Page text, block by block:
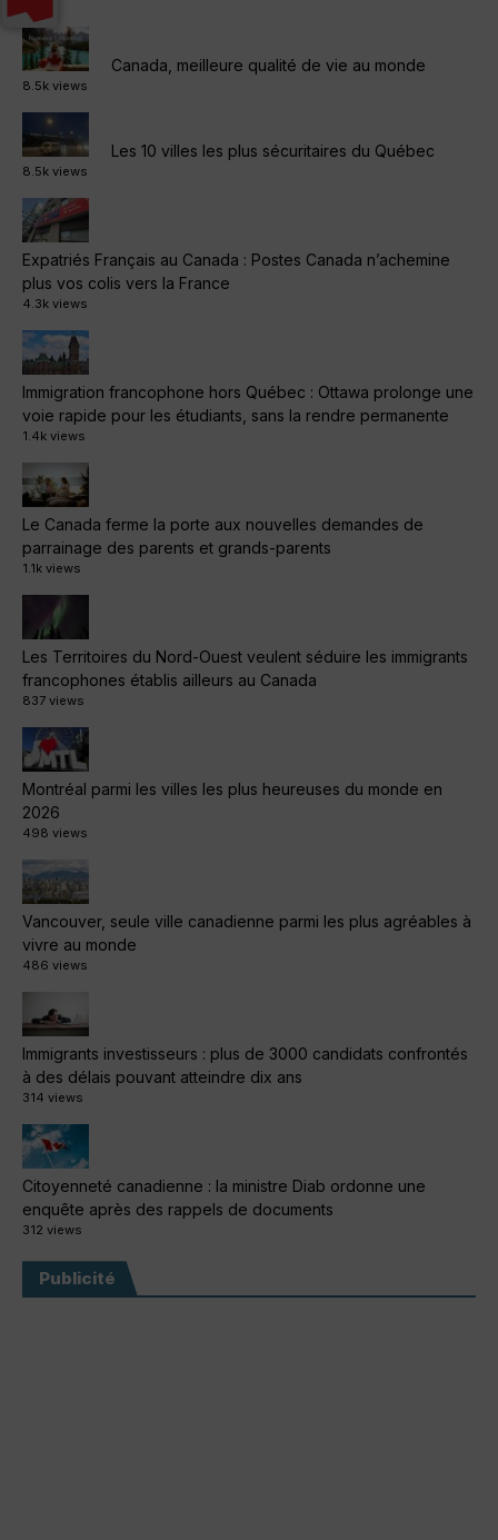
Canada, meilleure qualité de vie au monde
8.5k views
Les 10 villes les plus sécuritaires du Québec
8.5k views
Expatriés Français au Canada : Postes Canada n’achemine
plus vos colis vers la France
4.3k views
Immigration francophone hors Québec : Ottawa prolonge une
voie rapide pour les étudiants, sans la rendre permanente
1.4k views
Le Canada ferme la porte aux nouvelles demandes de
parrainage des parents et grands-parents
1.1k views
Les Territoires du Nord-Ouest veulent séduire les immigrants
francophones établis ailleurs au Canada
837 views
Montréal parmi les villes les plus heureuses du monde en
2026
498 views
Vancouver, seule ville canadienne parmi les plus agréables à
vivre au monde
486 views
Immigrants investisseurs : plus de 3000 candidats confrontés
à des délais pouvant atteindre dix ans
314 views
Citoyenneté canadienne : la ministre Diab ordonne une
enquête après des rappels de documents
312 views
Publicité